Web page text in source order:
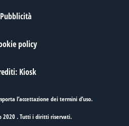
Pubblicità
policy
Kiosk
l’accettazione deitermini d’uso.
2020 . Tutti i diritti riservati.